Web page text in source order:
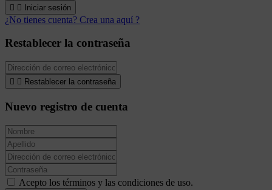
  Iniciar sesión
¿No tienes cuenta? Crea una aquí ?
Restablecer la contraseña
  Restablecer la contraseña
Nuevo registro de cuenta
Acepto los términos y las condiciones de uso.